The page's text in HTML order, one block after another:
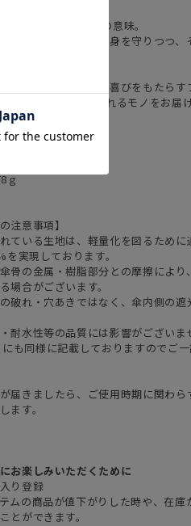
ド語で「まもり」の意味。
変動などから緩やかに身を守りつつ
とをコンセプトに、
を彩ります。
イフスタイル全般に喜びをもたらす
って、ハッピーになれるモノをお届
※
さが異なります。
ｇ
注意事項】
ている生地は、軽量化を図るために
実現しております。
骨の金属・樹脂部分との摩擦によ
場合がございます。
破れ・穴あきではなく、傘内側の
耐水性等の品質には影響がございま
にも同様に記載しておりますのでご一
届きましたら、ご使用時期に関わら
ます。
お楽しみいただくために
り登録
ムの商品が値下がりした時や、在
とができます。